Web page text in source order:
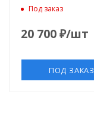
Под заказ
20 700₽/шт
ПОД ЗАКАЗ